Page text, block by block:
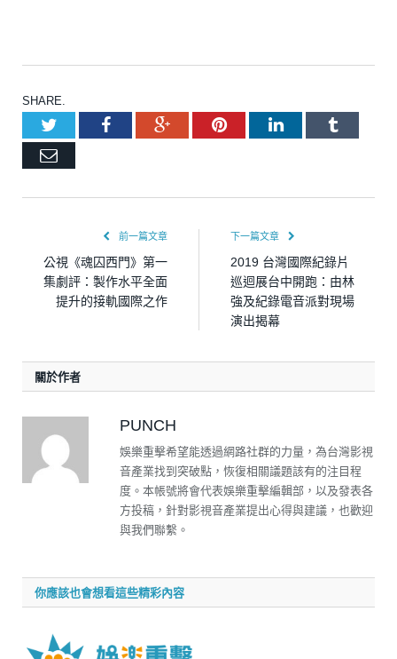
SHARE.
TwitterFacebookGoogle+PinterestLinkedInTumblr
Email
前一篇文章
公視《魂囚西門》第一
集劇評：製作水平全面
提升的接軌國際之作
下一篇文章
2019 台灣國際紀錄片
巡迴展台中開跑：由林
強及紀錄電音派對現場
演出揭幕
關於作者
PUNCH
娛樂重擊希望能透過網路社群的力量，為台灣影視
音產業找到突破點，恢復相關議題該有的注目程
度。本帳號將會代表娛樂重擊編輯部，以及發表各
方投稿，針對影視音產業提出心得與建議，也歡迎
與我們聯繫。
你應該也會想看這些精彩內容